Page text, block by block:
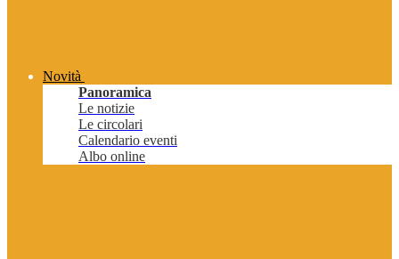
Novità
Panoramica
Le notizie
Le circolari
Calendario eventi
Albo online